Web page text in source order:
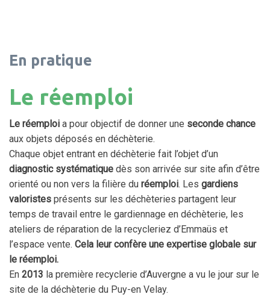
En pratique
Le réemploi
Le réemploi a pour objectif de donner une seconde chance
aux objets déposés en déchèterie.
Chaque objet entrant en déchèterie fait l’objet d’un
diagnostic systématique dès son arrivée sur site afin d’être
orienté ou non vers la filière du réemploi. Les gardiens
valoristes présents sur les déchèteries partagent leur
temps de travail entre le gardiennage en déchèterie, les
ateliers de réparation de la recycleriez d’Emmaüs et
l’espace vente. Cela leur confère une expertise globale sur
le réemploi.
En 2013 la première recyclerie d’Auvergne a vu le jour sur le
site de la déchèterie du Puy-en Velay.